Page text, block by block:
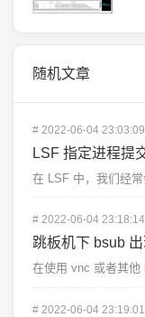
随机文章
# 2022-06-04 23:03:09
LSF 指定进程提
# 2022-06-04 23:18:14
跳板机下 bsub
# 2022-06-04 23:19:01